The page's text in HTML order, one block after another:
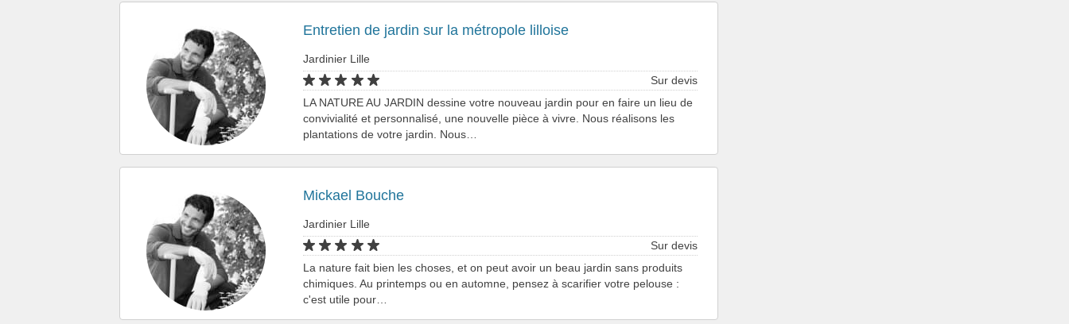
Entretien de jardin sur la métropole lilloise
Jardinier Lille
Sur devis
LA NATURE AU JARDIN dessine votre nouveau jardin pour en faire un lieu de
convivialité et personnalisé, une nouvelle pièce à vivre. Nous réalisons les
plantations de votre jardin. Nous…
Mickael Bouche
Jardinier Lille
Sur devis
La nature fait bien les choses, et on peut avoir un beau jardin sans produits
chimiques. Au printemps ou en automne, pensez à scarifier votre pelouse :
c'est utile pour…